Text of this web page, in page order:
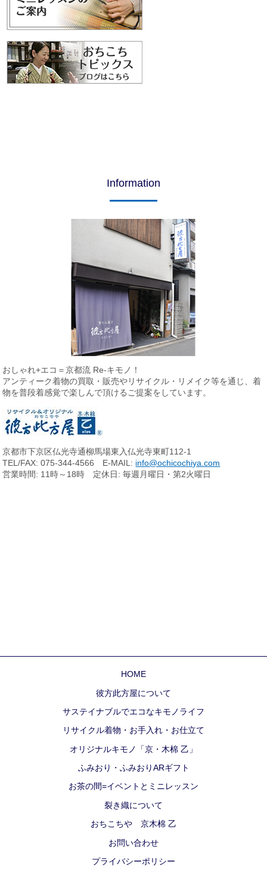
Information
おしゃれ+エコ＝京都流 Re-キモノ！
アンティーク着物の買取・販売やリサイクル・リメイク等を通じ、着
物を普段着感覚で楽しんで頂けるご提案をしています。
京都市下京区仏光寺通柳馬場東入仏光寺東町112-1
TEL/FAX: 075-344-4566 E-MAIL: info@ochicochiya.com
営業時間: 11時～18時 定休日: 毎週月曜日・第2火曜日
HOME
彼方此方屋について
サステイナブルでエコなキモノライフ
リサイクル着物・お手入れ・お仕立て
オリジナルキモノ「京・木棉 乙」
ふみおり・ふみおりARギフト
お茶の間=イベントとミニレッスン
裂き織について
おちこちや 京木棉 乙
お問い合わせ
プライバシーポリシー